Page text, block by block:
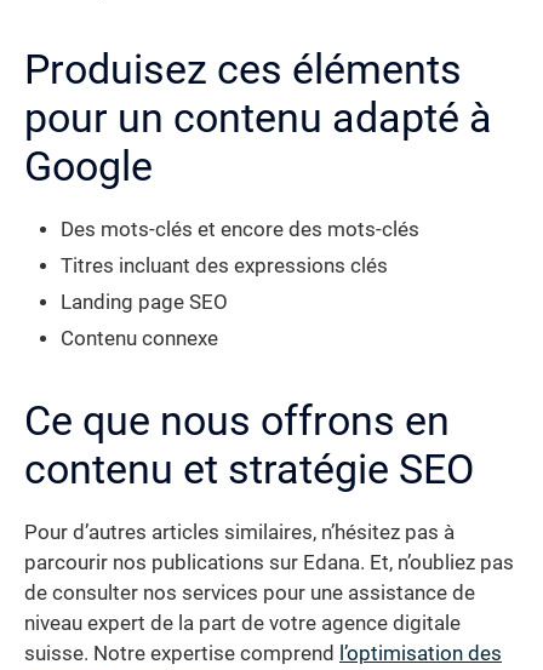
Produisez ces éléments
pour un contenu adapté à
Google
Des mots-clés et encore des mots-clés
Titres incluant des expressions clés
Landing page SEO
Contenu connexe
Ce que nous offrons en
contenu et stratégie SEO
Pour d’autres articles similaires, n’hésitez pas à
parcourir nos publications sur Edana. Et, n’oubliez pas
de consulter nos services pour une assistance de
niveau expert de la part de votre agence digitale
suisse. Notre expertise comprend l’optimisation des